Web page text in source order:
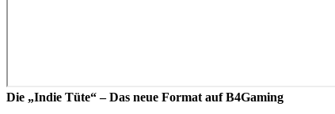
Die „Indie Tüte“ – Das neue Format auf B4Gaming